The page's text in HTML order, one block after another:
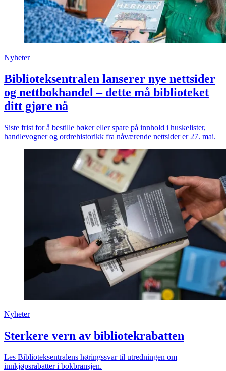
Nyheter
Biblioteksentralen lanserer nye nettsider
og nettbokhandel – dette må biblioteket
ditt gjøre nå
Siste frist for å bestille bøker eller spare på innhold i huskelister,
handlevogner og ordrehistorikk fra nåværende nettsider er 27. mai.
Nyheter
Sterkere vern av bibliotekrabatten
Les Biblioteksentralens høringssvar til utredningen om
innkjøpsrabatter i bokbransjen.